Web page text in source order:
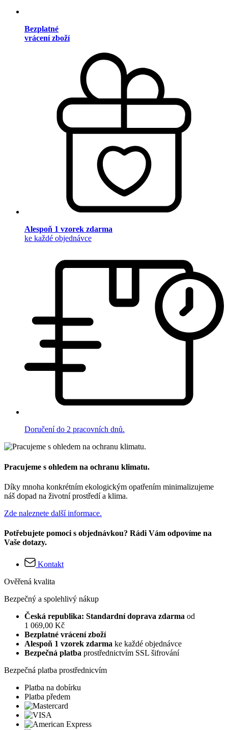
Bezplatné
vrácení zboží
Alespoň 1 vzorek zdarma
ke každé objednávce
Doručení do 2 pracovních dnů.
Pracujeme s ohledem na ochranu klimatu.
Díky mnoha konkrétním ekologickým opatřením minimalizujeme
náš dopad na životní prostředí a klima.
Zde naleznete další informace.
Potřebujete pomoci s objednávkou? Rádi Vám odpovíme na
Vaše dotazy.
Kontakt
Ověřená kvalita
Bezpečný a spolehlivý nákup
Česká republika: Standardní doprava zdarma od
1 069,00 Kč
Bezplatné vrácení zboží
Alespoň 1 vzorek zdarma ke každé objednávce
Bezpečná platba prostřednictvím SSL šifrování
Bezpečná platba prostřednicvím
Platba na dobírku
Platba předem